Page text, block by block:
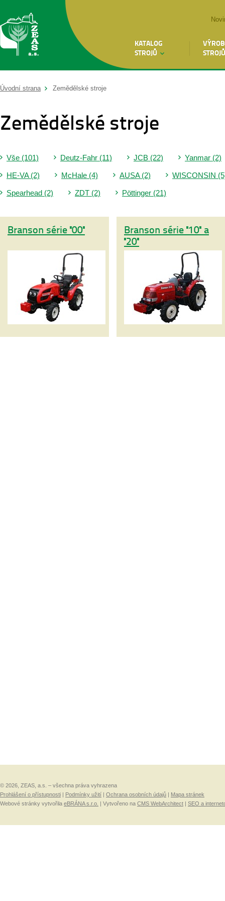
KATALOG
STROJŮ
STROJŮ
Úvodní strana Zemědělské stroje
Zemědělské stroje
Vše (101) Deutz-Fahr (11) JCB (22) Yanmar (2)
HE-VA (2) McHale (4) AUSA (2) WISCONSIN
Spearhead (2) ZDT (2) Pöttinger (21)
Branson série ''00''
Branson série ''10'' a
''20''
© 2026, ZEAS, a.s. – všechna práva vyhrazena
Prohlášení o přístupnosti
Podmínky užití Ochrana osobních údajů
Mapa stránek
Webové stránky vytvořila eBRÁNA s.r.o. | Vytvořeno na CMS WebArchitect SEO a